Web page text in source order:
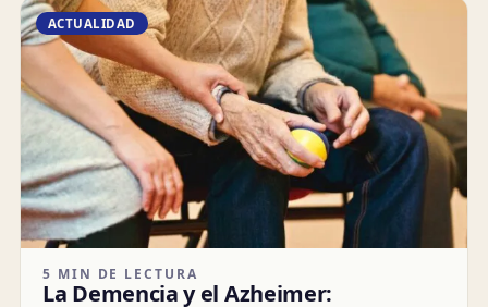
ACTUALIDAD
5 MIN DE LECTURA
La Demencia y el Azheimer: